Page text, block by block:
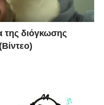
της διόγκωσης